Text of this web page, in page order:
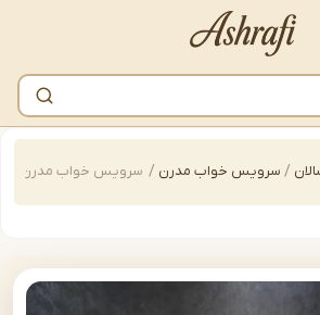
خواب مدرن/ سرویس خواب مدرن | bed-B159